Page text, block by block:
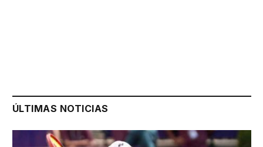
ÚLTIMAS NOTICIAS